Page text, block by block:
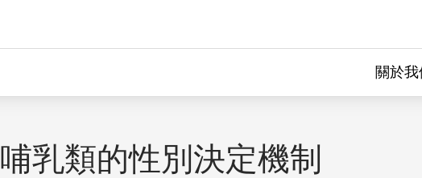
關於我
哺乳類的性別決定機制